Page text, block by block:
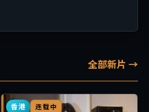
全部新片 →
香港 连载中